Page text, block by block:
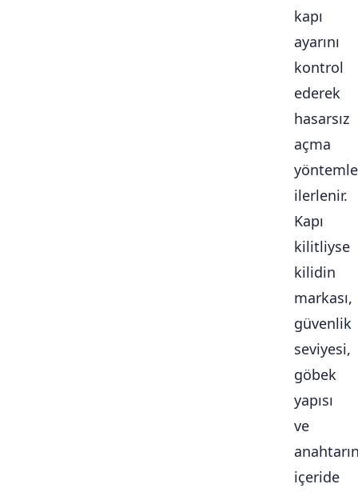
kapı
ayarını
kontrol
ederek
hasarsız
açma
ilerlenir.
Kapı
kilitliyse
kilidin
markası,
güvenlik
seviyesi,
göbek
yapısı
ve
içeride